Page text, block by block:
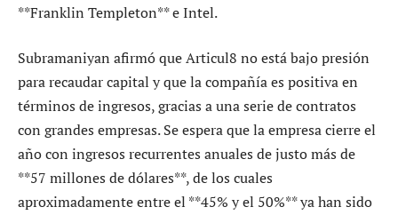
**Franklin Templeton** e Intel.
Subramaniyan afirmó que Articul8 no está bajo presión
para recaudar capital y que la compañía es positiva en
términos de ingresos, gracias a una serie de contratos
con grandes empresas. Se espera que la empresa cierre el
año con ingresos recurrentes anuales de justo más de
**57 millones de dólares**, de los cuales
aproximadamente entre el **45% y el 50%** ya han sido